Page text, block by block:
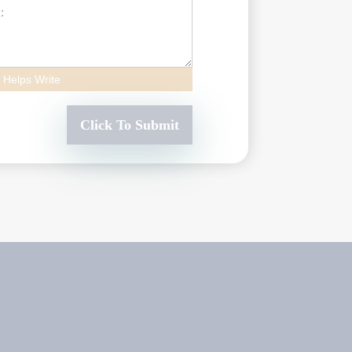
Helps Write
Click To Submit